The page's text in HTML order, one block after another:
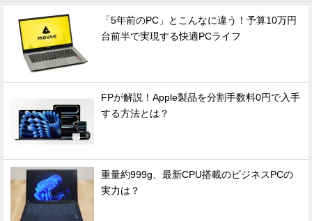
「5年前のPC」とこんなに違う！予算10万円
台前半で実現する快適PCライフ
FPが解説！Apple製品を分割手数料0円で入手
する方法とは？
重量約999g、最新CPU搭載のビジネスPCの
実力は？